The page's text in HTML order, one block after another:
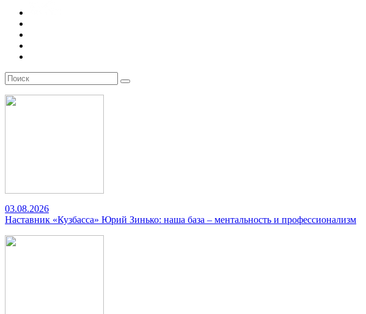
03.08.2026
Наставник «Кузбасса» Юрий Зинько: наша база – ментальность и профессионализм